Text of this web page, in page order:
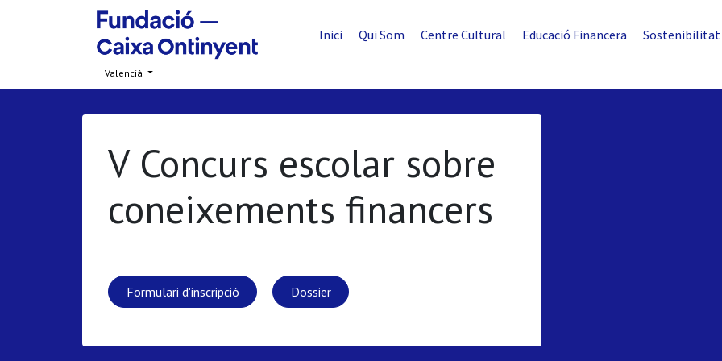
Inici Qui Som Centre Cultural Educació Financera Sostenibilitat
Valencià
V Concurs escolar sobre
coneixements financers
Formulari d'inscripció Dossier